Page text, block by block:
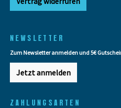
NEWSLETTER
Zum Newsletter anmelden und 5€
Jetzt anmelden
ZAHLUNGSARTEN